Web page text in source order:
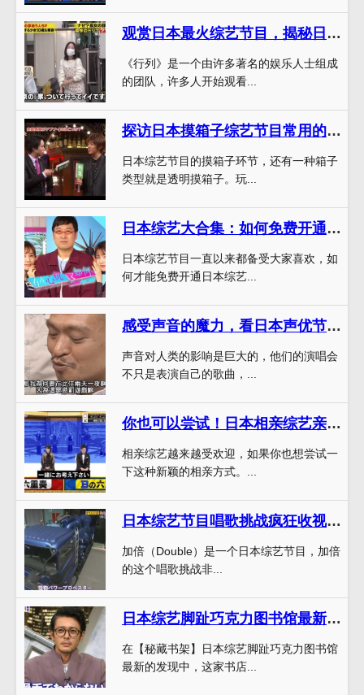
观赏日本最火综艺节目，揭秘日本人的生活习惯
《行列》是一个由许多著名的娱乐人士组成
的团队，许多人开始观看...
探访日本摸箱子综艺节目常用的箱子类型
日本综艺节目的摸箱子环节，还有一种箱子
类型就是透明摸箱子。玩...
日本综艺大合集：如何免费开通会员来大饱眼福？
日本综艺节目一直以来都备受大家喜欢，如
何才能免费开通日本综艺...
感受声音的魔力，看日本声优节目视频带你进入声優界
声音对人类的影响是巨大的，他们的演唱会
不只是表演自己的歌曲，...
你也可以尝试！日本相亲综艺亲五次Kiss刺激，感受浪漫爆发
相亲综艺越来越受欢迎，如果你也想尝试一
下这种新颖的相亲方式。...
日本综艺节目唱歌挑战疯狂收视，成功引起国际话题。
加倍（Double）是一个日本综艺节目，加倍
的这个唱歌挑战非...
日本综艺脚趾巧克力图书馆最新发现，让你惊叹的神秘传说
在【秘藏书架】日本综艺脚趾巧克力图书馆
最新的发现中，这家书店...